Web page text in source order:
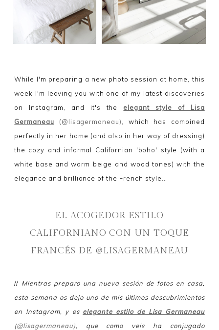
While I'm preparing a new photo session at home, this
week I'm leaving you with one of my latest discoveries
on Instagram, and it's the elegant style of Lisa
Germaneau (@lisagermaneau)
, which has combined
perfectly in her home (and also in her way of dressing)
the cozy and informal Californian 'boho' style (with a
white base and warm beige and wood tones) with the
elegance and brilliance of the French style...
EL ACOGEDOR ESTILO
CALIFORNIANO CON UN TOQUE
FRANCÉS DE @LISAGERMANEAU
// Mientras preparo una nueva sesión de fotos en casa,
esta semana os dejo uno de mis últimos descubrimientos
en Instagram, y es elegante estilo de Lisa Germaneau
(@lisagermaneau), que como veis ha conjugado